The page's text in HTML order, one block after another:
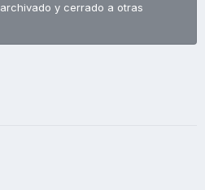
y cerrado a otras